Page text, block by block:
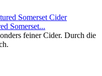
Somerset...
feiner Cider. Durch die